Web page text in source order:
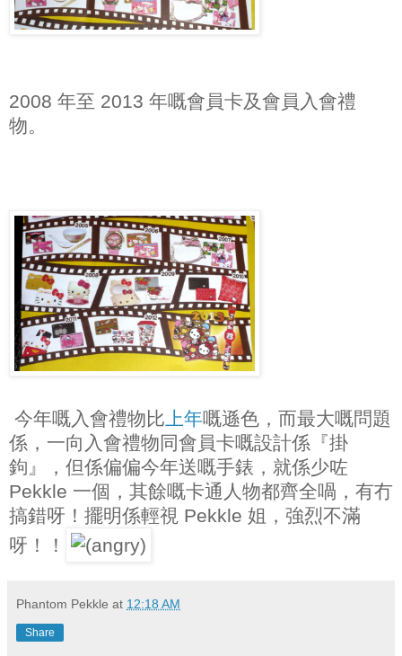
2008 年至 2013 年嘅會員卡及會員入會禮
物。
今年嘅入會禮物比 上年嘅遜色，而最大嘅問題
係，一向入會禮物同會員卡嘅設計係『掛
鉤』，但係偏偏今年送嘅手錶，就係少咗
Pekkle 一個，其餘嘅卡通人物都齊全喎，有冇
搞錯呀！擺明係輕視 Pekkle 姐，強烈不滿
呀！！
Phantom Pekkle at 12:18 AM
Share